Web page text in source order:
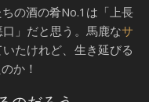
の酒の肴No.1は「上長
」だと思う。馬鹿なサ
たけれど、生き延びる
か！